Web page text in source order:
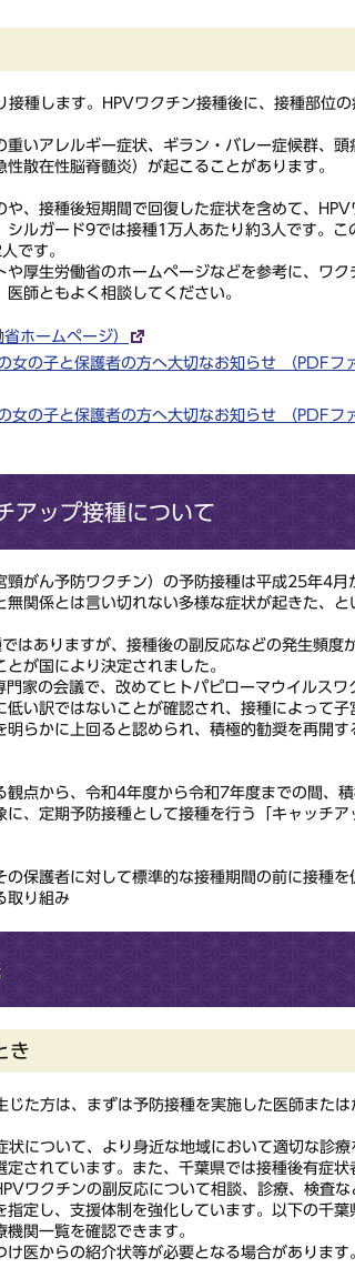
種します。HPVワクチン接種後に、接種部位の
いアレルギー症状、ギラン・バレー症候群、頭
散在性脳脊髄炎）が起こることがあります。
、接種後短期間で回復した症状を含めて、HPV
ルガード9では接種1万人あたり約3人です。こ
です。
厚生労働省のホームページなどを参考に、ワク
師ともよく相談してください。
ホームページ）
女の子と保護者の方へ大切なお知らせ （PDFフ
女の子と保護者の方へ大切なお知らせ （PDFフ
アップ接種について
がん予防ワクチン）の予防接種は平成25年4月
関係とは言い切れない多様な症状が起きた、と
はありますが、接種後の副反応などの発生頻度
が国により決定されました。
家の会議で、改めてヒトパピローマウイルスワ
い訳ではないことが確認され、接種によって子
らかに上回ると認められ、積極的勧奨を再開す
点から、令和4年度から令和7年度までの間、
、定期予防接種として接種を行う「キャッチア
保護者に対して標準的な接種期間の前に接種を
取り組み
き
た方は、まずは予防接種を実施した医師または
について、より身近な地域において適切な診療
されています。また、千葉県では接種後有症状
ワクチンの副反応について相談、診療、検査な
定し、支援体制を強化しています。以下の千葉
関一覧を確認できます。
医からの紹介状等が必要となる場合があります